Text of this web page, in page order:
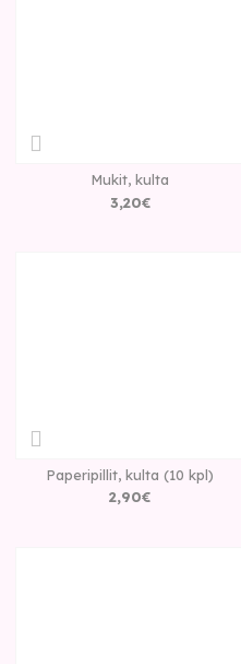
Mukit, kulta
3,20€
Paperipillit, kulta (10 kpl)
2,90€